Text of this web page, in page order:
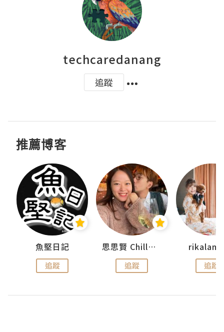
techcaredanang
追蹤
推薦博客
魚堅日記
追蹤
思思賢 ChillMyBabe
追蹤 追蹤